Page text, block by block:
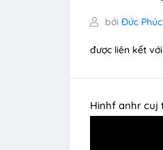
bởi Đức Phúc
được liên kết
Hinhf anhr cuj